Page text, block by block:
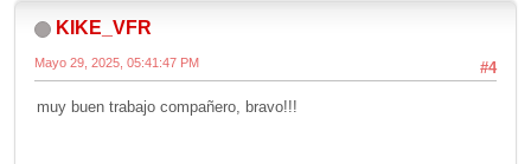
KIKE_VFR
#4
Mayo 29, 2025, 05:41:47 PM
muy buen trabajo compañero, bravo!!!